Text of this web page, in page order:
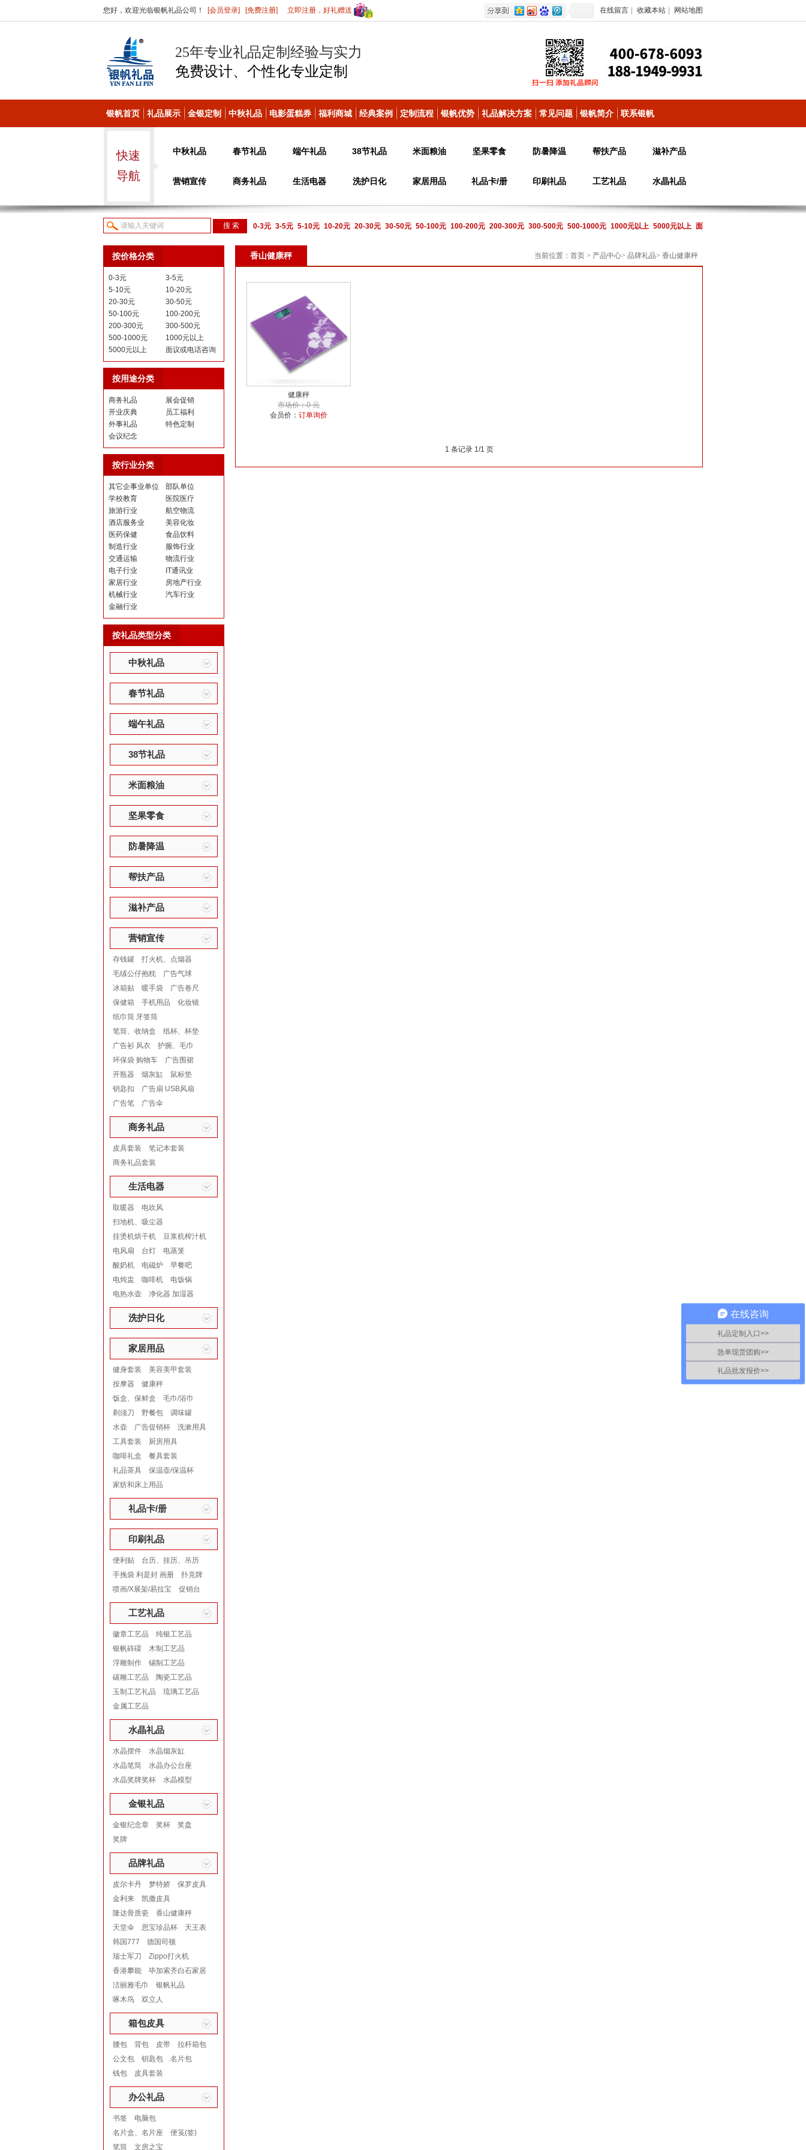
您好，欢迎光临银帆礼品公司！ [会员登录] [免费注册] 立即注册，好礼赠送 在线留言 收藏本站 网站地图
25年专业礼品定制经验与实力
免费设计、个性化专业定制
银帆首页 礼品展示 金银定制 中秋礼品 电影蛋糕券 福利商城 经典案例 定制流程 银帆优势 礼品解决方案 常见问题 银帆简介 联系银帆
快速
导航
中秋礼品 春节礼品 端午礼品 38节礼品 米面粮油 坚果零食 防暑降温 帮扶产品 滋补产品
营销宣传 商务礼品 生活电器 洗护日化 家居用品 礼品卡/册 印刷礼品 工艺礼品 水晶礼品
0-3元 3-5元 5-10元 10-20元 20-30元 30-50元 50-100元 100-200元 200-300元 300-500元 500-1000元 1000元以上 5000元以上 面
议或电话咨询
按价格分类
0-3元
3-5元
5-10元
10-20元
20-30元
30-50元
50-100元
100-200元
200-300元
300-500元
500-1000元
1000元以上
5000元以上
面议或电话咨询
按用途分类
商务礼品
展会促销
开业庆典
员工福利
外事礼品
特色定制
会议纪念
按行业分类
其它企事业单位
部队单位
学校教育
医院医疗
旅游行业
航空物流
酒店服务业
美容化妆
医药保健
食品饮料
制造行业
服饰行业
交通运输
物流行业
电子行业
IT通讯业
家居行业
房地产行业
机械行业
汽车行业
金融行业
按礼品类型分类
中秋礼品
春节礼品
端午礼品
38节礼品
米面粮油
坚果零食
防暑降温
帮扶产品
滋补产品
营销宣传
存钱罐
打火机、点烟器
毛绒公仔抱枕
广告气球
冰箱贴
暖手袋
广告卷尺
保健箱
手机用品
化妆镜
纸巾筒 牙签筒
笔筒、收纳盒
纸杯、杯垫
广告衫 风衣
护腕、毛巾
环保袋 购物车
广告围裙
开瓶器
烟灰缸
鼠标垫
钥匙扣
广告扇 USB风扇
广告笔
广告伞
商务礼品
皮具套装
笔记本套装
商务礼品套装
生活电器
取暖器
电吹风
扫地机、吸尘器
挂烫机烘干机
豆浆机榨汁机
电风扇
台灯
电蒸笼
酸奶机
电磁炉
早餐吧
电炖盅
咖啡机
电饭锅
电热水壶
净化器 加湿器
洗护日化
家居用品
健身套装
美容美甲套装
按摩器
健康秤
饭盒、保鲜盒
毛巾/浴巾
剃须刀
野餐包
调味罐
水壶
广告促销杯
洗漱用具
工具套装
厨房用具
咖啡礼盒
餐具套装
礼品茶具
保温壶/保温杯
家纺和床上用品
礼品卡/册
印刷礼品
便利贴
台历、挂历、吊历
手挽袋 利是封 画册
扑克牌
喷画/X展架/易拉宝
促销台
工艺礼品
徽章工艺品
纯银工艺品
银帆砗磲
木制工艺品
浮雕制作
锡制工艺品
碳雕工艺品
陶瓷工艺品
玉制工艺礼品
琉璃工艺品
金属工艺品
水晶礼品
水晶摆件
水晶烟灰缸
水晶笔筒
水晶办公台座
水晶奖牌奖杯
水晶模型
金银礼品
金银纪念章 奖杯
奖盘
奖牌
品牌礼品
皮尔卡丹 梦特娇
保罗皮具
金利来
凯撒皮具
隆达骨质瓷
香山健康秤
天堂伞
思宝珍品杯
天王表
韩国777
德国司顿
瑞士军刀
Zippo打火机
香港攀能
毕加索齐白石家居
洁丽雅毛巾
银帆礼品
啄木鸟
双立人
箱包皮具
腰包 背包 皮带
拉杆箱包
公文包
钥匙包
名片包
钱包
皮具套装
办公礼品
书签
电脑包
名片盒、名片座
便笺(签)
笔筒
文房之宝
香山健康秤 当前位置： 首页 > 产品中心> 品牌礼品> 香山健康秤
健康秤
市场价：0 元
会员价： 订单询价
1 条记录 1/1 页
在线咨询
礼品定制入口>>
急单现货团购>>
礼品批发报价>>